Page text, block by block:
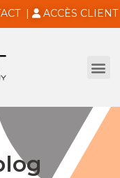
| ACCÈS CLIENT